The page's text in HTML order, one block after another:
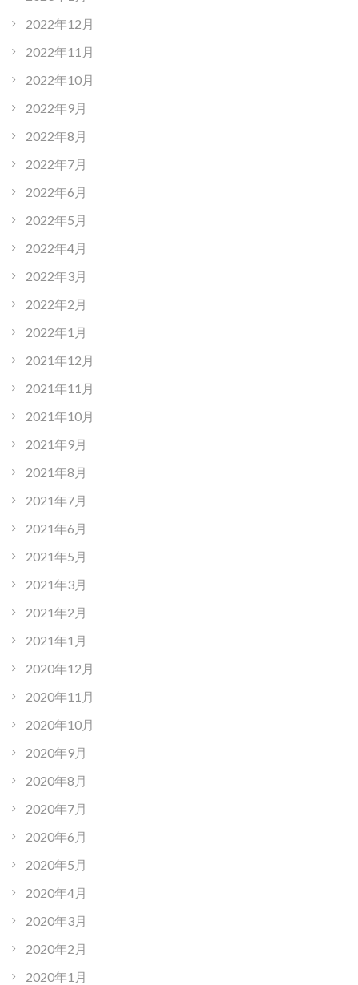
2022年12月
2022年11月
2022年10月
2022年9月
2022年8月
2022年7月
2022年6月
2022年5月
2022年4月
2022年3月
2022年2月
2022年1月
2021年12月
2021年11月
2021年10月
2021年9月
2021年8月
2021年7月
2021年6月
2021年5月
2021年3月
2021年2月
2021年1月
2020年12月
2020年11月
2020年10月
2020年9月
2020年8月
2020年7月
2020年6月
2020年5月
2020年4月
2020年3月
2020年2月
2020年1月